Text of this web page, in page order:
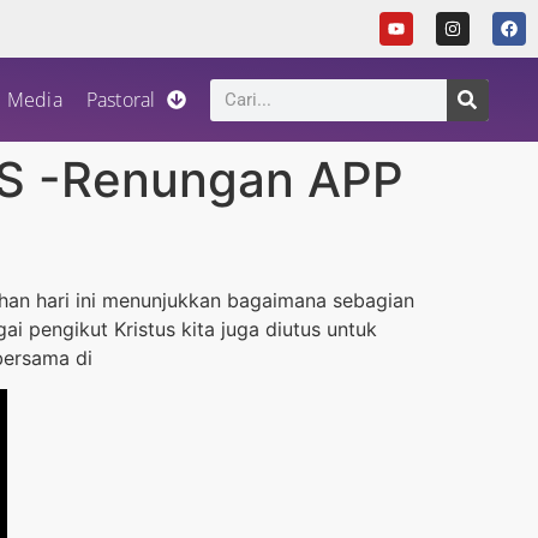
Media Pastoral
-Renungan APP
hari ini menunjukkan bagaimana sebagian
pengikut Kristus kita juga diutus untuk
di